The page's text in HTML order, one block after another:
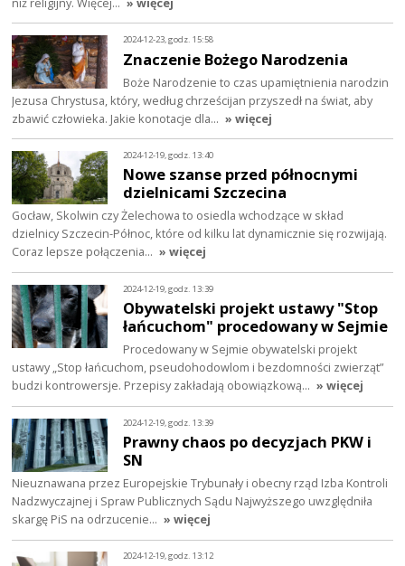
2024-12-23, godz. 15:58
Znaczenie Bożego Narodzenia
Boże Narodzenie to czas upamiętnienia narodzin
Jezusa Chrystusa, który, według chrześcijan przyszedł na świat, aby
zbawić człowieka. Jakie konotacje dla… » więcej
2024-12-19, godz. 13:40
Nowe szanse przed północnymi
dzielnicami Szczecina
Gocław, Skolwin czy Żelechowa to osiedla wchodzące w skład
dzielnicy Szczecin-Północ, które od kilku lat dynamicznie się rozwijają.
Coraz lepsze połączenia… » więcej
2024-12-19, godz. 13:39
Obywatelski projekt ustawy "Stop
łańcuchom" procedowany w Sejmie
Procedowany w Sejmie obywatelski projekt
ustawy „Stop łańcuchom, pseudohodowlom i bezdomności zwierząt”
budzi kontrowersje. Przepisy zakładają obowiązkową… » więcej
2024-12-19, godz. 13:39
Prawny chaos po decyzjach PKW i
SN
Nieuznawana przez Europejskie Trybunały i obecny rząd Izba Kontroli
Nadzwyczajnej i Spraw Publicznych Sądu Najwyższego uwzględniła
skargę PiS na odrzucenie… » więcej
2024-12-19, godz. 13:12